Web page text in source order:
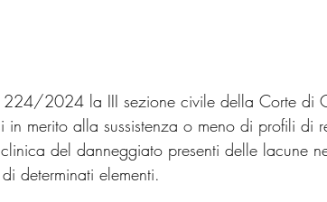
2024 la III sezione civile della Corte di
in merito alla sussistenza o meno di profili di
del danneggiato presenti delle lacune
determinati elementi.